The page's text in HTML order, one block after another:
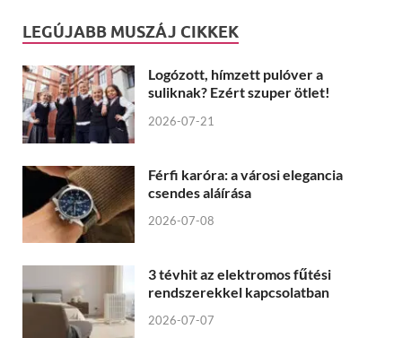
LEGÚJABB MUSZÁJ CIKKEK
Logózott, hímzett pulóver a
suliknak? Ezért szuper ötlet!
2026-07-21
Férfi karóra: a városi elegancia
csendes aláírása
2026-07-08
3 tévhit az elektromos fűtési
rendszerekkel kapcsolatban
2026-07-07